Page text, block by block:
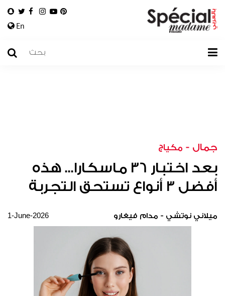
En
جمال - مكياج
بعد اختبار 36 ماسكارا... هذه
أفضل 3 أنواع تستحق التجربة
ميلاني نوتشي - مدام فيغارو 1-June-2026